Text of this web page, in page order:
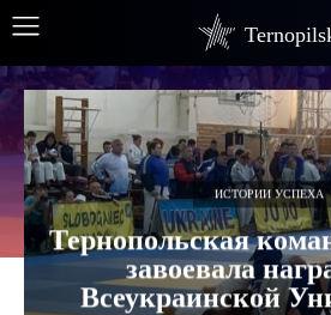
ИСТОРИИ УСПЕХА
Тернопольская
завоевала
Всеукраинской